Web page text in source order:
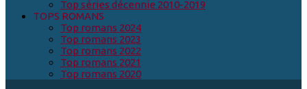
Top séries décennie 2010-2019
TOPS ROMANS
Top romans 2024
Top romans 2023
Top romans 2022
Top romans 2021
Top romans 2020